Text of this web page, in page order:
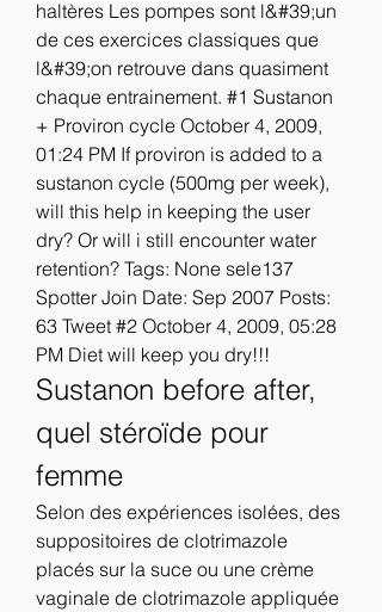
haltères Les pompes sont l&#39;un
de ces exercices classiques que
l&#39;on retrouve dans quasiment
chaque entrainement. #1 Sustanon
+ Proviron cycle October 4, 2009,
01:24 PM If proviron is added to a
sustanon cycle (500mg per week),
will this help in keeping the user
dry? Or will i still encounter water
retention? Tags: None sele137
Spotter Join Date: Sep 2007 Posts:
63 Tweet #2 October 4, 2009, 05:28
PM Diet will keep you dry!!!
Sustanon before after,
quel stéroïde pour
femme
Selon des expériences isolées, des
suppositoires de clotrimazole
placés sur la suce ou une crème
vaginale de clotrimazole appliquée